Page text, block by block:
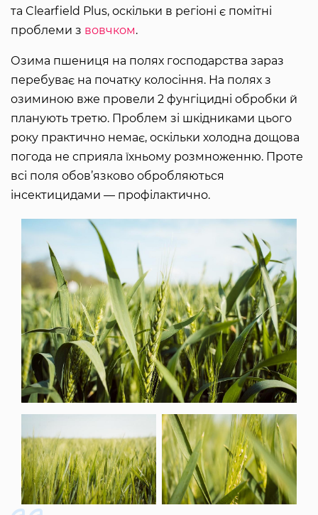
та Clearfield Plus, оскільки в регіоні є помітні
проблеми з вовчком.
Озима пшениця на полях господарства зараз
перебуває на початку колосіння. На полях з
озиминою вже провели 2 фунгіцидні обробки й
планують третю. Проблем зі шкідниками цього
року практично немає, оскільки холодна дощова
погода не сприяла їхньому розмноженню. Проте
всі поля обов’язково обробляються
інсектицидами — профілактично.